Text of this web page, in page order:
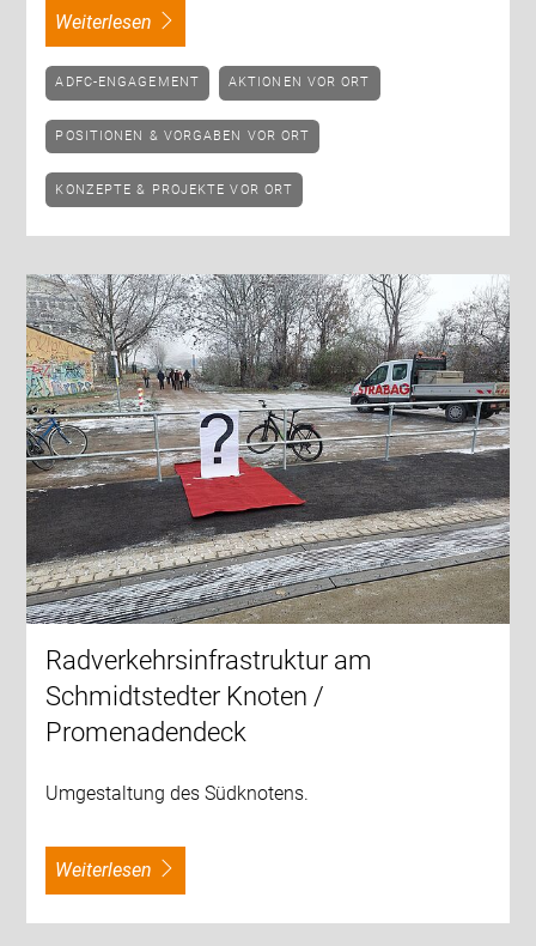
weiterlesen
ADFC-ENGAGEMENT AKTIONEN VOR ORT
POSITIONEN & VORGABEN VOR ORT
KONZEPTE & PROJEKTE VOR ORT
Radverkehrsinfrastruktur am
Schmidtstedter Knoten /
Promenadendeck
Umgestaltung des Südknotens.
weiterlesen